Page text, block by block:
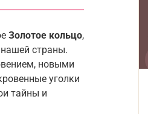
Золотое кольцо,
страны.
новыми
уголки
тайны и